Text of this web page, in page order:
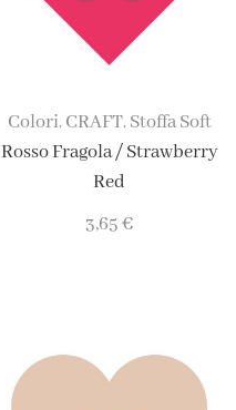
Colori, CRAFT, Stoffa Soft
Rosso Fragola / Strawberry
Red
3,65€